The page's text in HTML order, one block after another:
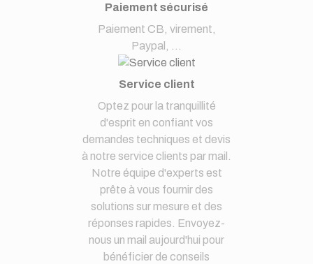
Paiement sécurisé
Paiement CB, virement,
Paypal, ...
Service client
Optez pour la tranquillité
d'esprit en confiant vos
demandes techniques et devis
à notre service clients par mail.
Notre équipe d'experts est
prête à vous fournir des
solutions sur mesure et des
réponses rapides. Envoyez-
nous un mail aujourd'hui pour
bénéficier de conseils